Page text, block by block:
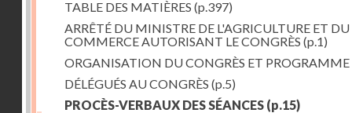
TABLE DES MATIÈRES (p.397)
ARRÊTÉ DU MINISTRE DE L'AGRICULTURE ET DU
COMMERCE AUTORISANT LE CONGRÈS (p.1)
ORGANISATION DU CONGRÈS ET PROGRAMME
DÉLÉGUÉS AU CONGRÈS (p.5)
PROCÈS-VERBAUX DES SÉANCES (p.15)